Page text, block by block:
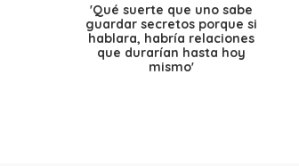
'Qué suerte que uno sabe
guardar secretos porque si
hablara, habría relaciones
que durarían hasta hoy
mismo'